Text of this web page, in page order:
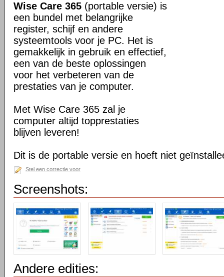
Wise Care 365 (portable versie) is
een bundel met belangrijke
register, schijf en andere
systeemtools voor je PC. Het is
gemakkelijk in gebruik en effectief,
een van de beste oplossingen
voor het verbeteren van de
prestaties van je computer.
Met Wise Care 365 zal je
computer altijd topprestaties
blijven leveren!
Dit is de portable versie en hoeft niet
Stel een correctie voor
Screenshots:
Andere edities: